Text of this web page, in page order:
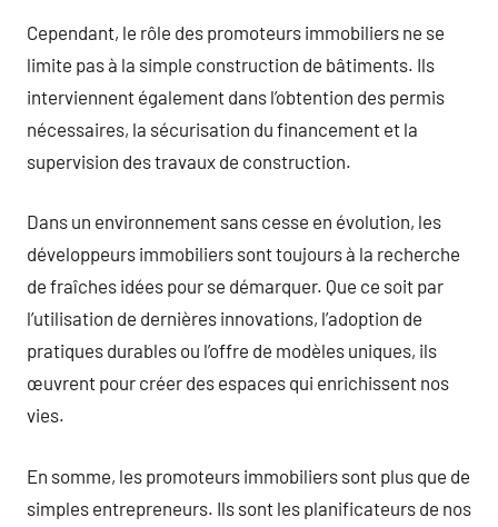
Cependant, le rôle des promoteurs immobiliers ne se
limite pas à la simple construction de bâtiments. Ils
interviennent également dans l’obtention des permis
nécessaires, la sécurisation du financement et la
supervision des travaux de construction.
Dans un environnement sans cesse en évolution, les
développeurs immobiliers sont toujours à la recherche
de fraîches idées pour se démarquer. Que ce soit par
l’utilisation de dernières innovations, l’adoption de
pratiques durables ou l’offre de modèles uniques, ils
œuvrent pour créer des espaces qui enrichissent nos
vies.
En somme, les promoteurs immobiliers sont plus que de
simples entrepreneurs. Ils sont les planificateurs de nos